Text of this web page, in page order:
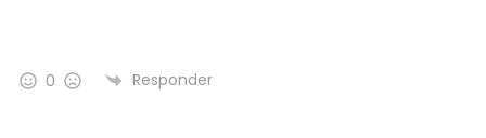
0 Responder